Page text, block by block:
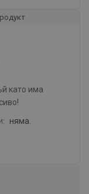
като има
няма.